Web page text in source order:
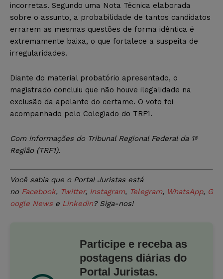
incorretas. Segundo uma Nota Técnica elaborada
sobre o assunto, a probabilidade de tantos candidatos
errarem as mesmas questões de forma idêntica é
extremamente baixa, o que fortalece a suspeita de
irregularidades.
Diante do material probatório apresentado, o
magistrado concluiu que não houve ilegalidade na
exclusão da apelante do certame. O voto foi
acompanhado pelo Colegiado do TRF1.
Com informações do Tribunal Regional Federal da 1ª
Região (TRF1).
Você sabia que o Portal Juristas está
no Facebook, Twitter, Instagram, Telegram, WhatsApp, G
oogle Newse Linkedin? Siga-nos!
Participe e receba as
postagens diárias do
Portal Juristas.